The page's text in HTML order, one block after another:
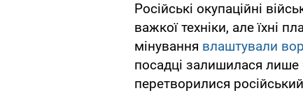
Російські окупаційні
важкої техніки, але їхні
мінування влаштували
посадці залишилася лише
перетворилися